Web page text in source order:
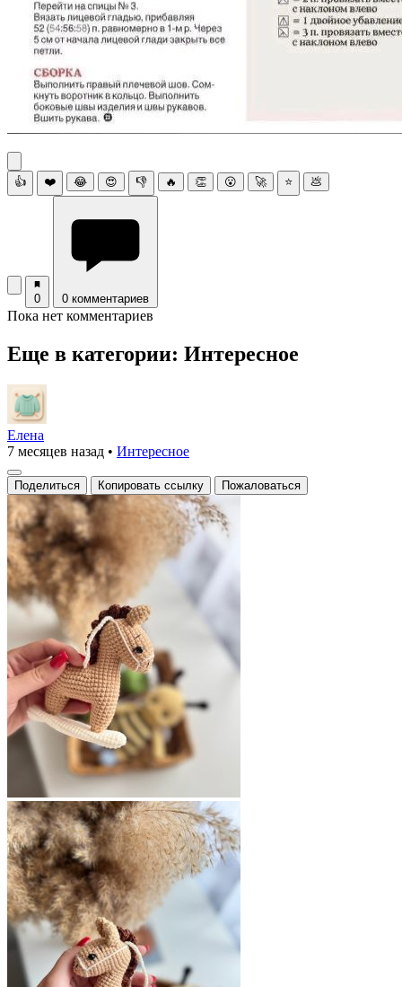
👍 ❤️ 😂 😍 👎 🔥 👏 😮 🚀 ⭐ 💩
0 0 комментариев
Пока нет комментариев
Еще в категории: Интересное
Елена
7 месяцев назад • Интересное
Поделиться Копировать ссылку Пожаловаться